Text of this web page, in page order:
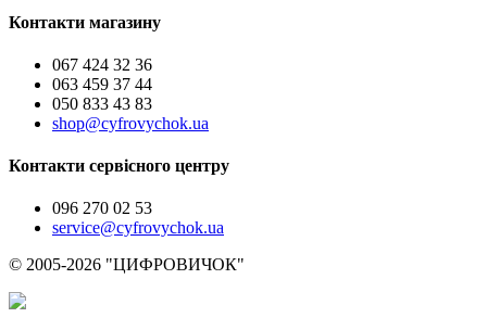
Контакти магазину
067 424 32 36
063 459 37 44
050 833 43 83
shop@cyfrovychok.ua
Контакти сервісного центру
096 270 02 53
service@cyfrovychok.ua
© 2005-2026 "ЦИФРОВИЧОК"